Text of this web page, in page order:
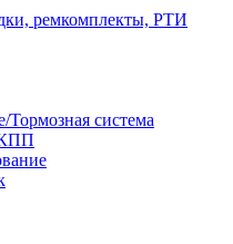
ремкомплекты, РТИ
Тормозная система
КПП